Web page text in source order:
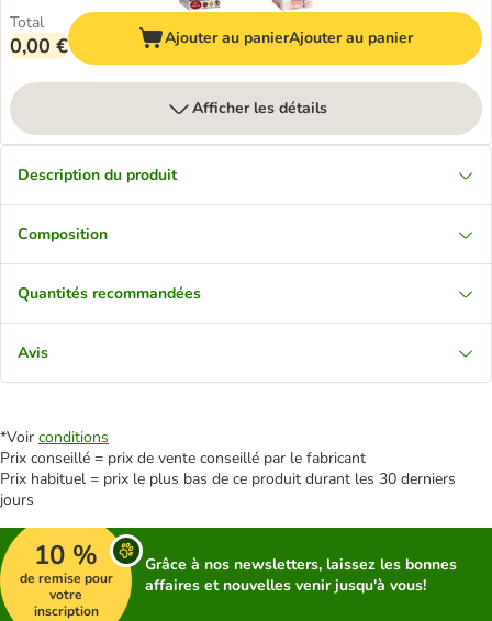
Total
0,00 € Ajouter au panierAjouter au panier
Afficher les détails
Description du produit
Composition
Quantités recommandées
Avis
*Voir conditions
Prix conseillé = prix de vente conseillé par le fabricant
Prix habituel = prix le plus bas de ce produit durant les 30 derniers
jours
10 %
de remise pour
votre
inscription
Grâce à nos newsletters, laissez les bonnes
affaires et nouvelles venir jusqu'à vous!